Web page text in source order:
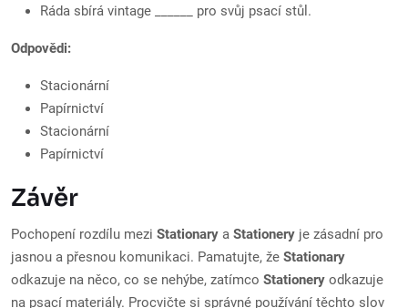
Ráda sbírá vintage ______ pro svůj psací stůl.
Odpovědi:
Stacionární
Papírnictví
Stacionární
Papírnictví
Závěr
Pochopení rozdílu mezi Stationary a Stationery je zásadní pro
jasnou a přesnou komunikaci. Pamatujte, že Stationary
odkazuje na něco, co se nehýbe, zatímco Stationery odkazuje
na psací materiály. Procvičte si správné používání těchto slov